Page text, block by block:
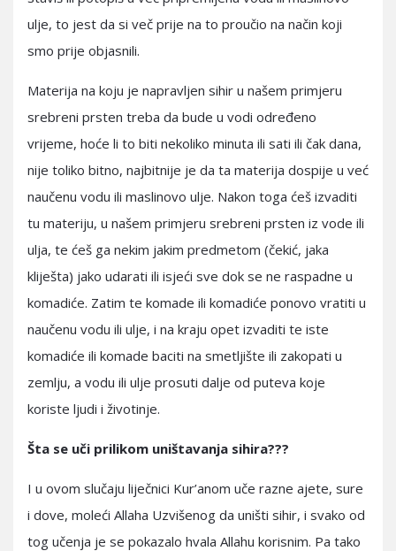
ulje, to jest da si več prije na to proučio na način koji
smo prije objasnili.
Materija na koju je napravljen sihir u našem primjeru
srebreni prsten treba da bude u vodi određeno
vrijeme, hoće li to biti nekoliko minuta ili sati ili čak dana,
nije toliko bitno, najbitnije je da ta materija dospije u već
naučenu vodu ili maslinovo ulje. Nakon toga ćeš izvaditi
tu materiju, u našem primjeru srebreni prsten iz vode ili
ulja, te ćeš ga nekim jakim predmetom (čekić, jaka
kliješta) jako udarati ili isjeći sve dok se ne raspadne u
komadiće. Zatim te komade ili komadiće ponovo vratiti u
naučenu vodu ili ulje, i na kraju opet izvaditi te iste
komadiće ili komade baciti na smetljište ili zakopati u
zemlju, a vodu ili ulje prosuti dalje od puteva koje
koriste ljudi i životinje.
Šta se uči prilikom uništavanja sihira???
I u ovom slučaju liječnici Kur’anom uče razne ajete, sure
i dove, moleći Allaha Uzvišenog da uništi sihir, i svako od
tog učenja je se pokazalo hvala Allahu korisnim. Pa tako